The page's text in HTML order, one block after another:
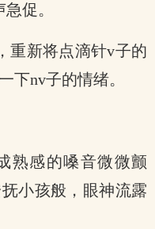
促。
重新将点滴针v子的
下nv子的情绪。
熟感的嗓音微微颤
小孩般，眼神流露